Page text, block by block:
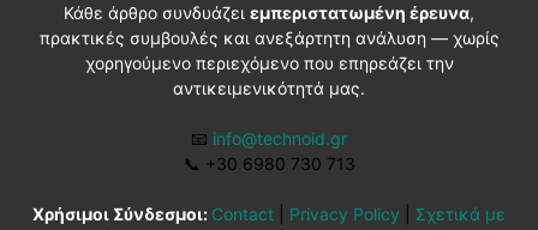
Κάθε άρθρο συνδυάζει εμπεριστατωμένη έρευνα,
πρακτικές συμβουλές και ανεξάρτητη ανάλυση — χωρίς
χορηγούμενο περιεχόμενο που επηρεάζει την
αντικειμενικότητά μας.
📧 info@technoid.gr
📞 +30 6980 730 713
Χρήσιμοι Σύνδεσμοι: Contact Privacy Policy
Σχετικά με